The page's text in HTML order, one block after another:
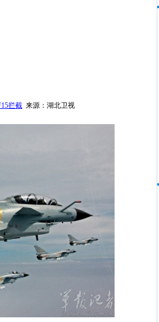
拦截来源：湖北卫视